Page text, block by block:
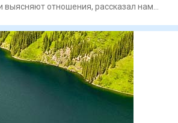
выясняют отношения, рассказал нам